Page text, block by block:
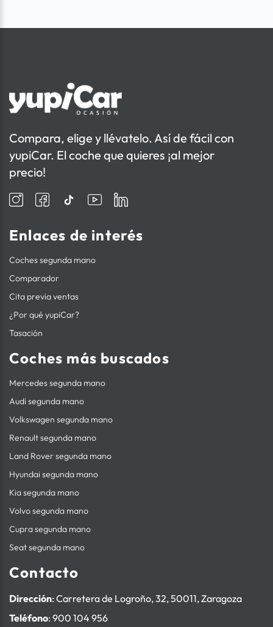
Compara, elige y llévatelo. Así de fácil con
yupiCar. El coche que quieres ¡al mejor
precio!
Enlaces de interés
Coches segunda mano
Comparador
Cita previa ventas
¿Por qué yupiCar?
Tasación
Coches más buscados
Mercedes segunda mano
Audi segunda mano
Volkswagen segunda mano
Renault segunda mano
Land Rover segunda mano
Hyundai segunda mano
Kia segunda mano
Volvo segunda mano
Cupra segunda mano
Seat segunda mano
Contacto
Dirección: Carretera de Logroño, 32, 50011, Zaragoza
Teléfono: 900 104 956